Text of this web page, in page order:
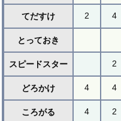
てだすけ 2 4
とっておき
スピードスター 2
どろかけ 4 4
ころがる 4 2